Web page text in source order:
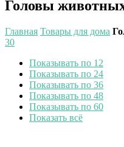
Головы
Главная Товары для дома
30
Показывать по 12
Показывать по 24
Показывать по 36
Показывать по 48
Показывать по 60
Показать всё